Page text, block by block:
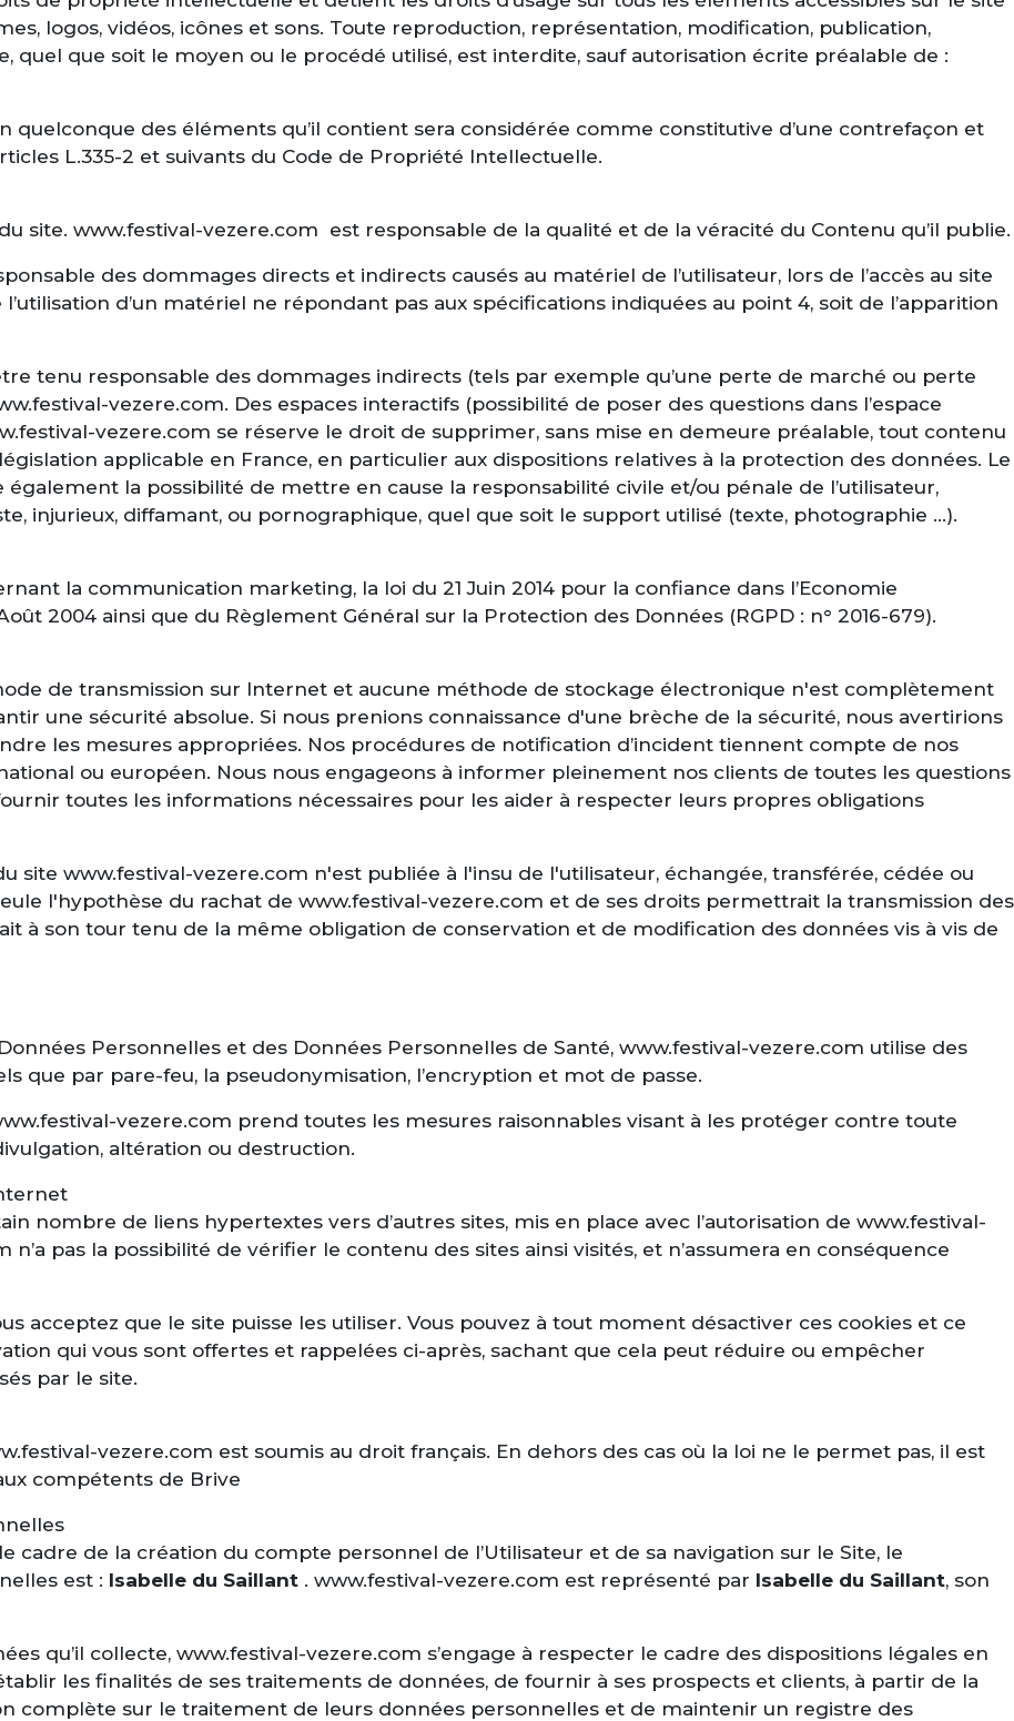
logos, vidéos, icônes et sons. Toute reproduction, représentation, modification, publication,
quel que soit le moyen ou le procédé utilisé, est interdite, sauf autorisation écrite préalable de :
quelconque des éléments qu’il contient sera considérée comme constitutive d’une contrefaçon et
L.335-2 et suivants du Code de Propriété Intellectuelle.
site. www.festival-vezere.com est responsable de la qualité et de la véracité du Contenu qu’il publie.
des dommages directs et indirects causés au matériel de l’utilisateur, lors de l’accès au site
d’un matériel ne répondant pas aux spécifications indiquées au point 4, soit de l’apparition
tenu responsable des dommages indirects (tels par exemple qu’une perte de marché ou perte
vezere.com. Des espaces interactifs (possibilité de poser des questions dans l’espace
vezere.com se réserve le droit de supprimer, sans mise en demeure préalable, tout contenu
applicable en France, en particulier aux dispositions relatives à la protection des données. Le
la possibilité de mettre en cause la responsabilité civile et/ou pénale de l’utilisateur,
injurieux, diffamant, ou pornographique, quel que soit le support utilisé (texte, photographie …).
la communication marketing, la loi du 21 Juin 2014 pour la confiance dans l’Economie
2004 ainsi que du Règlement Général sur la Protection des Données (RGPD : n° 2016-679).
de transmission sur Internet et aucune méthode de stockage électronique n'est complètement
une sécurité absolue. Si nous prenions connaissance d'une brèche de la sécurité, nous avertirions
les mesures appropriées. Nos procédures de notification d’incident tiennent compte de nos
ou européen. Nous nous engageons à informer pleinement nos clients de toutes les questions
toutes les informations nécessaires pour les aider à respecter leurs propres obligations
www.festival-vezere.com n'est publiée à l'insu de l'utilisateur, échangée, transférée, cédée ou
l'hypothèse du rachat de www.festival-vezere.com et de ses droits permettrait la transmission des
à son tour tenu de la même obligation de conservation et de modification des données vis à vis de
Personnelles et des Données Personnelles de Santé, www.festival-vezere.com utilise des
que par pare-feu, la pseudonymisation, l’encryption et mot de passe.
vezere.com prend toutes les mesures raisonnables visant à les protéger contre toute
altération ou destruction.
nombre de liens hypertextes vers d’autres sites, mis en place avec l’autorisation de www.festival-
pas la possibilité de vérifier le contenu des sites ainsi visités, et n’assumera en conséquence
acceptez que le site puisse les utiliser. Vous pouvez à tout moment désactiver ces cookies et ce
qui vous sont offertes et rappelées ci-après, sachant que cela peut réduire ou empêcher
par le site.
vezere.com est soumis au droit français. En dehors des cas où la loi ne le permet pas, il est
compétents de Brive
cadre de la création du compte personnel de l’Utilisateur et de sa navigation sur le Site, le
est : Isabelle du Saillant . www.festival-vezere.com est représenté par Isabelle du Saillant, son
qu’il collecte, www.festival-vezere.com s’engage à respecter le cadre des dispositions légales en
les finalités de ses traitements de données, de fournir à ses prospects et clients, à partir de la
complète sur le traitement de leurs données personnelles et de maintenir un registre des